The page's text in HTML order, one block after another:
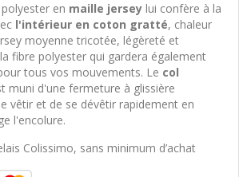
en maille jersey lui confère à la
l'intérieur en coton gratté, chaleur
moyenne tricotée, légèreté et
fibre polyester qui gardera également
tous vos mouvements. Le col
muni d'une fermeture à glissière
vêtir et de se dévêtir rapidement en
l'encolure.
Colissimo, sans minimum d’achat